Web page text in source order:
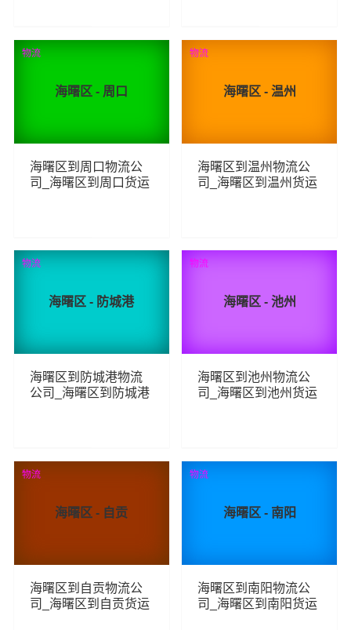
107 查看详细 106 查看详细
海曙区 - 周口
海曙区到周口物流公
司_海曙区到周口货运
156 查看详细
物流
海曙区 - 温州
海曙区到温州物流公
司_海曙区到温州货运
98 查看详细
物流
海曙区 - 防城港
海曙区到防城港物流
公司_海曙区到防城港
93 查看详细
物流
海曙区 - 池州
海曙区到池州物流公
司_海曙区到池州货运
173 查看详细
物流
海曙区 - 自贡
海曙区到自贡物流公
司_海曙区到自贡货运
物流
海曙区 - 南阳
海曙区到南阳物流公
司_海曙区到南阳货运
物流